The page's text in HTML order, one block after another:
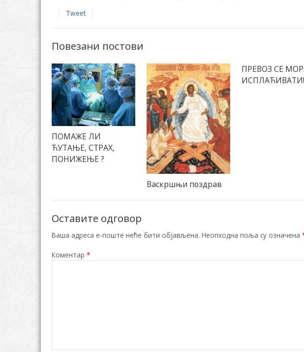
Tweet
Повезани постови
ПОМАЖЕ ЛИ
ЋУТАЊЕ, СТРАХ,
ПОНИЖЕЊЕ ?
Васкршњи поздрав
ПРЕВОЗ СЕ
ИСПЛАЋИВАТИ!
Оставите одговор
Ваша адреса е-поште неће бити објављена. Неопходна поља су означена
Коментар*